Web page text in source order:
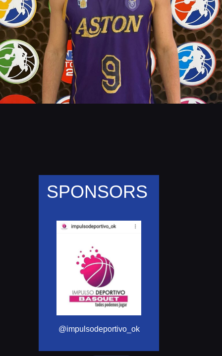
SPONSORS
@impulsodeportivo_ok